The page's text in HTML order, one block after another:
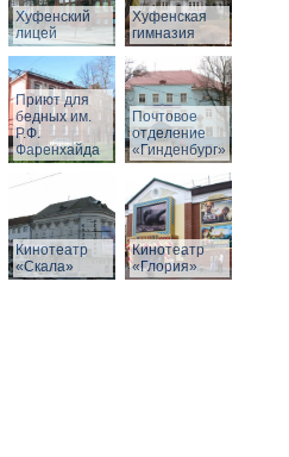
Хуфенский
лицей
Хуфенская
гимназия
Приют для
бедных им.
Р.Ф.
Фаренхайда
Почтовое
отделение
«Гинденбург»
Кинотеатр
«Скала»
Кинотеатр
«Глория»